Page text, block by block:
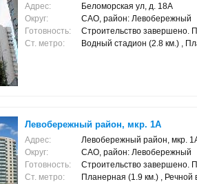
Адрес:
Беломорская ул, д. 18А
Округ:
САО, район: Левобережный
Готовность:
Строительство завершено.
Ст. метро:
Водный стадион (2.8 км.) ,
Левобережный район, мкр. 1А
Адрес:
Левобережный район, мкр.
Округ:
САО, район: Левобережный
Готовность:
Строительство завершено.
Ст. метро:
Планерная (1.9 км.) , Речной